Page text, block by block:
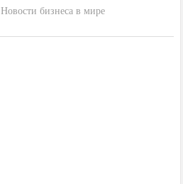
Новости бизнеса в мире